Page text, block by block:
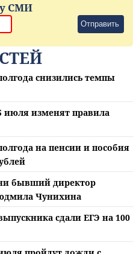
СМИ
Отправить
снизились темпы
июля изменят правила
на пенсии и пособия
бывший директор
Чунихина
сдали ЕГЭ на 100